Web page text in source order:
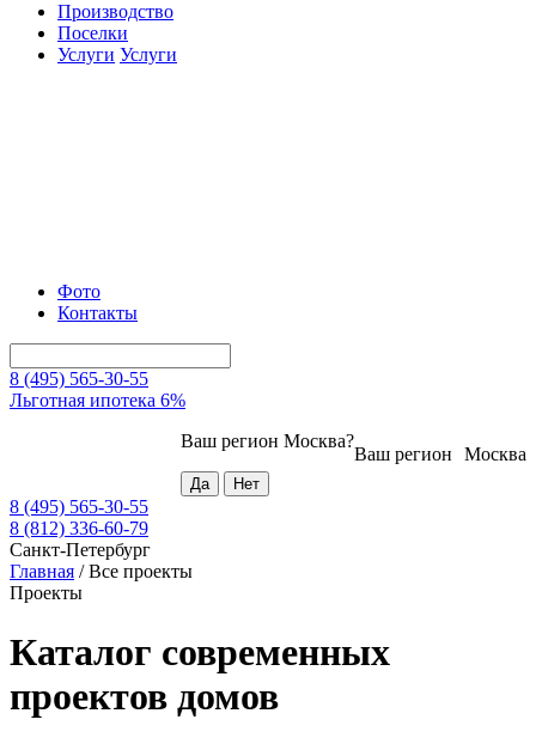
Производство
Поселки
Услуги Услуги
Фото
Контакты
8 (495) 565-30-55
Льготная ипотека 6%
Москва
Ваш регион
Ваш регион Москва?
8 (495) 565-30-55
8 (812) 336-60-79
Санкт-Петербург
Главная /Все проекты
Проекты
Каталог современных
проектов домов